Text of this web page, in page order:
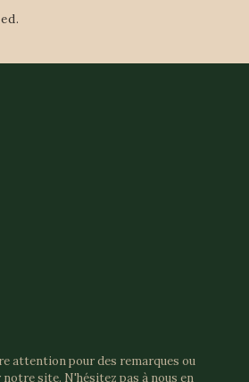
attention pour des remarques ou
site. N'hésitez pas à nous en